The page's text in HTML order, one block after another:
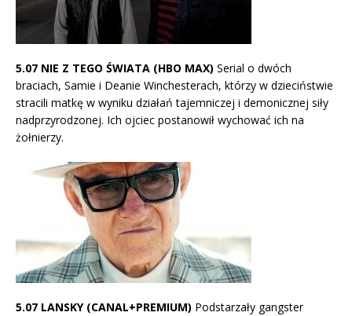
5.07 NIE Z TEGO ŚWIATA (HBO MAX) Serial o dwóch
braciach, Samie i Deanie Winchesterach, którzy w dzieciństwie
stracili matkę w wyniku działań tajemniczej i demonicznej siły
nadprzyrodzonej. Ich ojciec postanowił wychować ich na
żołnierzy.
5.07 LANSKY (CANAL+PREMIUM) Podstarzały gangster